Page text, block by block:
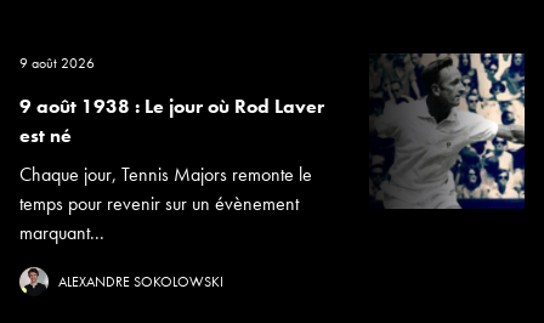
9 août 2026
9 août 1938 : Le jour où Rod Laver
est né
Chaque jour, Tennis Majors remonte le
temps pour revenir sur un évènement
marquant...
ALEXANDRE SOKOLOWSKI